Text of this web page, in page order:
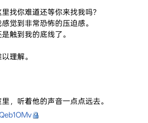
找你难道还等你来找我吗?
觉到非常恐怖的压迫感。
触到我的底线了。
理解。
，听着他的声音一点点远去。